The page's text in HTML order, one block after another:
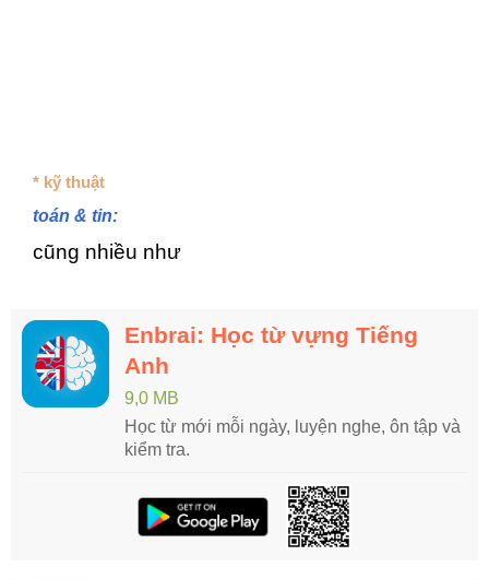
* kỹ thuật
toán & tin:
cũng nhiều như
Enbrai: Học từ vựng Tiếng
Anh
9,0 MB
Học từ mới mỗi ngày, luyện nghe, ôn tập và
kiểm tra.